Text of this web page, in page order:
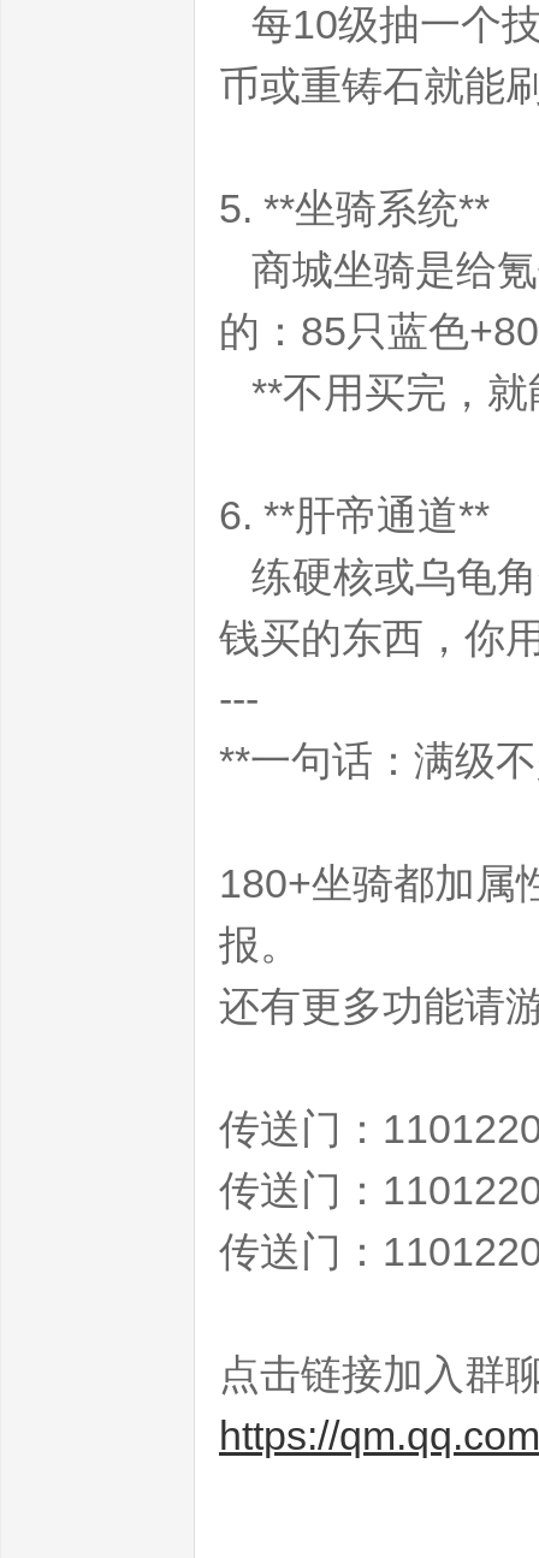
每10级抽一个
币或重铸石就能
5. **坐骑系统**
商城坐骑是给
的：85只蓝色
**不用买完，就
6. **肝帝通道**
练硬核或乌龟
钱买的东西，你
---
**一句话：满级
180+坐骑都加属
报。
还有更多功能请
传送门：
传送门：
传送门：
点击链接加入群
https://